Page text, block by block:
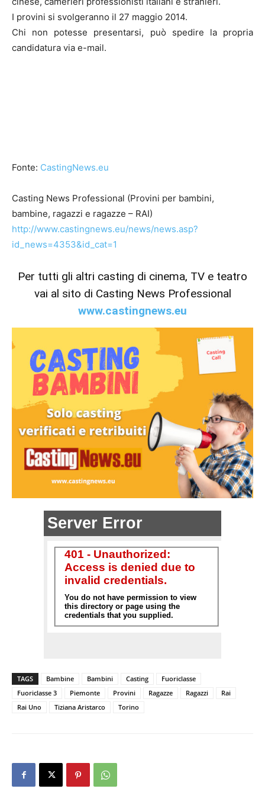
I provini si svolgeranno il 27 maggio 2014.
Chi non potesse presentarsi, può spedire la propria
candidatura via e-mail.
Fonte: CastingNews.eu
Casting News Professional (Provini per bambini,
bambine, ragazzi e ragazze – RAI)
http://www.castingnews.eu/news/news.asp?
id_news=4353&id_cat=1
Per tutti gli altri casting di cinema, TV e teatro
vai al sito di Casting News Professional
www.castingnews.eu
TAGS Bambine Bambini Casting
Fuoriclasse
Fuoriclasse 3
Piemonte Provini Ragazze Ragazzi
Rai
Rai Uno
Tiziana Aristarco Torino